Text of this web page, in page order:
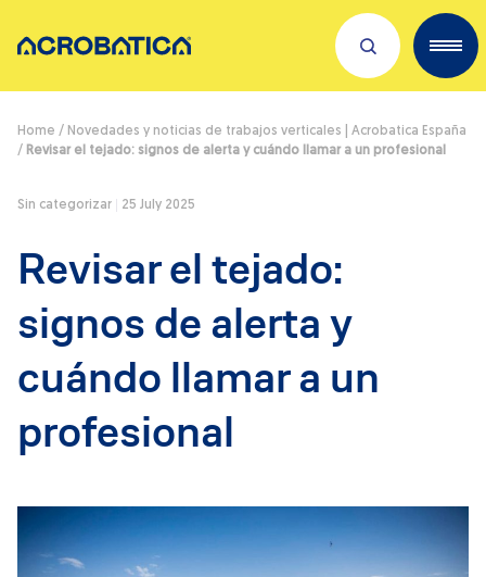
Descubre sobre nosotros
Dónde estamos
Novedades
Home / Novedades y noticias de trabajos verticales | Acrobatica España
/ Revisar el tejado: signos de alerta y cuándo llamar a un profesional
Sin categorizar 25 July 2025
Revisar el tejado:
signos de alerta y
cuándo llamar a un
profesional